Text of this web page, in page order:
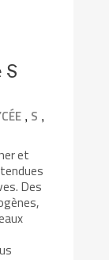
, S ,
et
Des